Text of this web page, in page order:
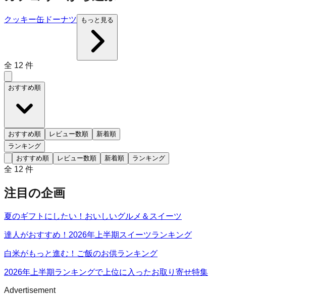
クッキー缶 ドーナツ もっと見る
全 12 件
おすすめ順
おすすめ順 レビュー数順
新着順
ランキング
おすすめ順
レビュー数順 新着順 ランキング
全 12 件
注目の企画
夏のギフトにしたい！おいしいグルメ＆スイーツ
達人がおすすめ！2026年上半期スイーツランキング
白米がもっと進む！ご飯のお供ランキング
2026年上半期ランキングで上位に入ったお取り寄せ特集
Advertisement